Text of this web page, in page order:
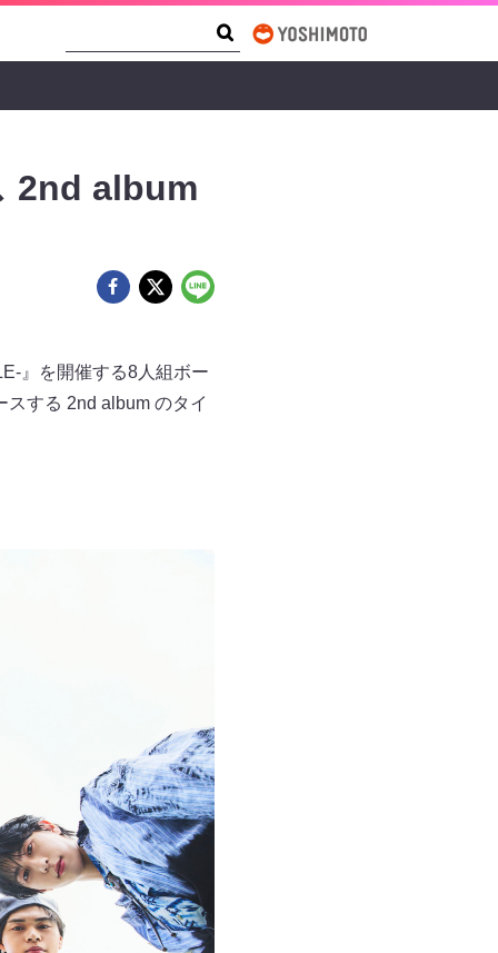
2nd album
』を開催する8⼈組ボー
する 2nd album のタイ